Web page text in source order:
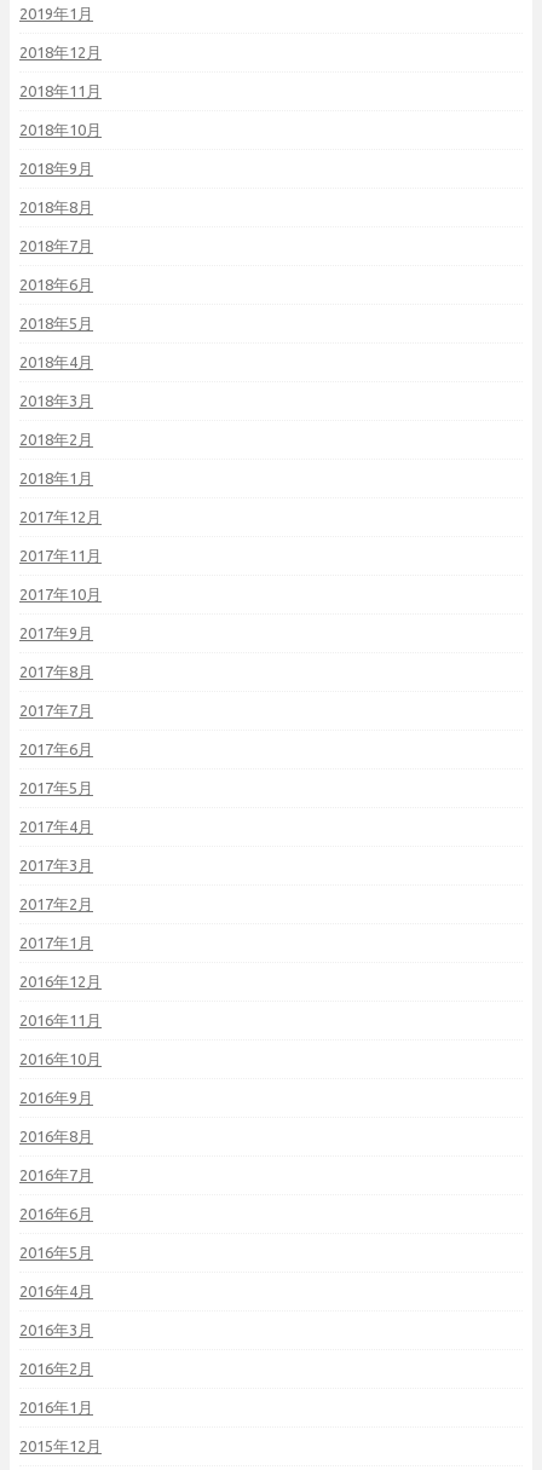
2019年1月
2018年12月
2018年11月
2018年10月
2018年9月
2018年8月
2018年7月
2018年6月
2018年5月
2018年4月
2018年3月
2018年2月
2018年1月
2017年12月
2017年11月
2017年10月
2017年9月
2017年8月
2017年7月
2017年6月
2017年5月
2017年4月
2017年3月
2017年2月
2017年1月
2016年12月
2016年11月
2016年10月
2016年9月
2016年8月
2016年7月
2016年6月
2016年5月
2016年4月
2016年3月
2016年2月
2016年1月
2015年12月